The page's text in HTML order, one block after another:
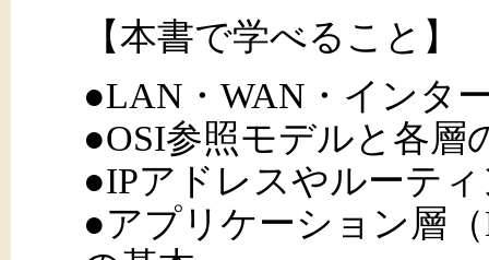
【本書で学べること】
●LAN・WAN・インタ
●OSI参照モデルと各層
●IPアドレスやルーテ
●アプリケーション層